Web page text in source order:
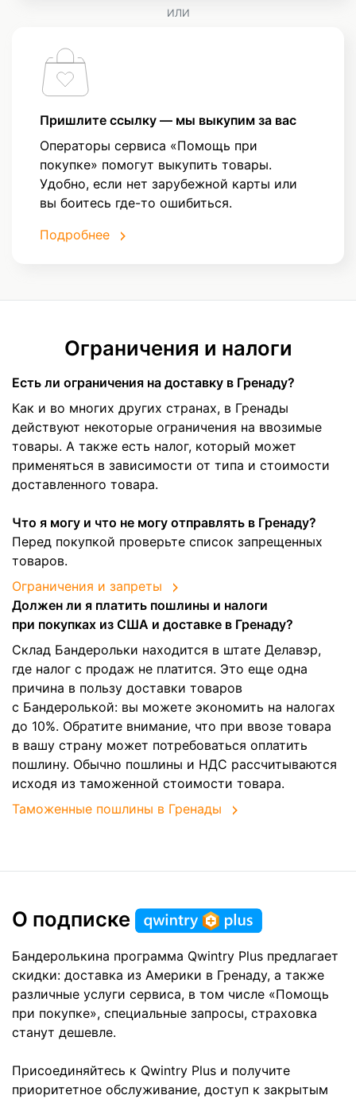
ИЛИ
Пришлите ссылку — мы выкупим за вас
Операторы сервиса «Помощь при
покупке» помогут выкупить товары.
Удобно, если нет зарубежной карты или
вы боитесь где-то ошибиться.
Подробнее
Ограничения и налоги
Есть ли ограничения на доставку в Гренаду?
Как и во многих других странах, в Гренады
действуют некоторые ограничения на ввозимые
товары. А также есть налог, который может
применяться в зависимости от типа и стоимости
доставленного товара.
Что я могу и что не могу отправлять в Гренаду?
Перед покупкой проверьте список запрещенных
товаров.
Ограничения и запреты
Должен ли я платить пошлины и налоги
при покупках из США и доставке в Гренаду?
Склад Бандерольки находится в штате Делавэр,
где налог с продаж не платится. Это еще одна
причина в пользу доставки товаров
с Бандеролькой: вы можете экономить на налогах
до 10%. Обратите внимание, что при ввозе товара
в вашу страну может потребоваться оплатить
пошлину. Обычно пошлины и НДС рассчитываются
исходя из таможенной стоимости товара.
Таможенные пошлины в Гренады
О подписке
Бандеролькина программа Qwintry Plus предлагает
скидки: доставка из Америки в Гренаду, а также
различные услуги сервиса, в том числе «Помощь
при покупке», специальные запросы, страховка
станут дешевле.
Присоединяйтесь к Qwintry Plus и получите
приоритетное обслуживание, доступ к закрытым